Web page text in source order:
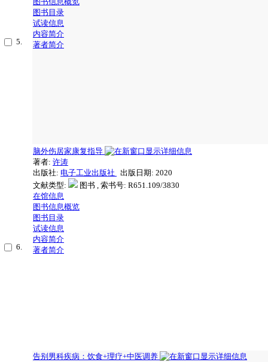
5.
图书目录
试读信息
内容简介
著者简介
6.
脑外伤居家康复指导
著者: 许涛
出版社: 电子工业出版社
出版日期: 2020
文献类型:
图书 , 索书号: R651.109/3830
在馆信息
图书信息概览
图书目录
试读信息
内容简介
著者简介
告别男科疾病：饮食+理疗+中医调养